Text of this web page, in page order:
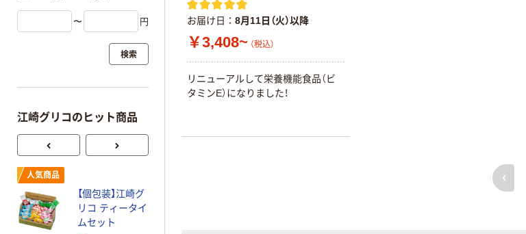
お届け日 8月11日（火）以降
￥3,408~ （税込）
リニューアルして栄養機能食品（ビ
タミンE）になりました！
前へ
〜 円
検索
江崎グリコのヒット商品
人気商品
【個包装】江崎グ
リコ ティータイ
ムセット